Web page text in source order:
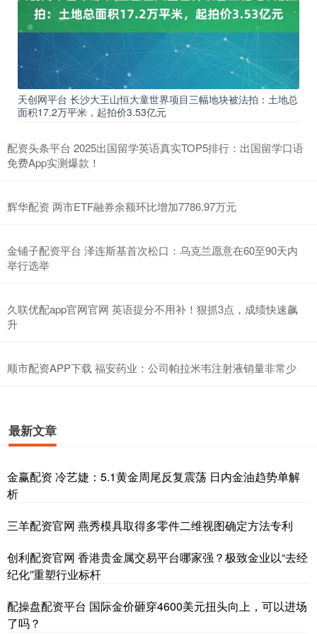
天创网平台 长沙大王山恒大童世界项目三幅地块被法拍：土地总
面积17.2万平米，起拍价3.53亿元
配资头条平台 2025出国留学英语真实TOP5排行：出国留学口语
免费App实测爆款！
辉华配资 两市ETF融券余额环比增加7786.97万元
金铺子配资平台 泽连斯基首次松口：乌克兰愿意在60至90天内
举行选举
久联优配app官网官网 英语提分不用补！狠抓3点，成绩快速飙
升
顺市配资APP下载 福安药业：公司帕拉米韦注射液销量非常少
最新文章
金赢配资 冷艺婕：5.1黄金周尾反复震荡 日内金油趋势单解
析
三羊配资官网 燕秀模具取得多零件二维视图确定方法专利
创利配资官网 香港贵金属交易平台哪家强？极致金业以“去经
纪化”重塑行业标杆
配操盘配资平台 国际金价砸穿4600美元扭头向上，可以进场
了吗？